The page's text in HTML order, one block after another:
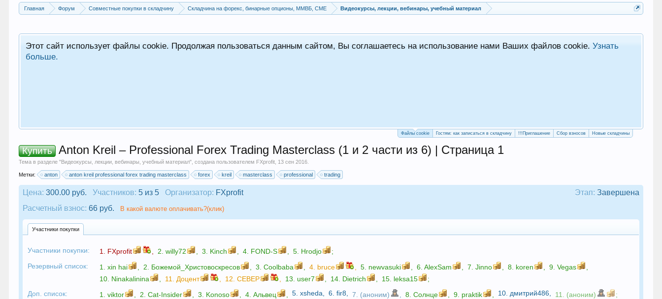
Главная Форум Совместные покупки в складчину Складчина на форекс, бинарные опционы, ММВБ, CME Видеокурсы, лекции, вебинары, учебный материал
Этот сайт использует файлы cookie. Продолжая пользоваться данным сайтом, Вы соглашаетесь на использование нами Ваших файлов cookie.Узнать
больше.
Файлы cookie Гостям: как записаться в складчину !!!Приглашение Сбор взносов Новые складчины
Купить Anton Kreil – Professional Forex Trading Masterclass (1 и 2 части из 6) | Страница 1
Тема в разделе "Видеокурсы, лекции, вебинары, учебный материал", создана пользователем FXprofit 13 сен 2016
Метки: anton anton kreil professional forex trading masterclass forex kreil masterclass professional trading
Этап: Завершена
Цена: 300.00 руб. Участников: 5 из 5 Организатор: FXprofit
Расчетный взнос: 66 руб. В какой валюте оплачивать?(клик)
Участники покупки
Участники покупки: 1. FXprofit 2.willy72 3. Kinch 4. FOND-S 5. Hrodjo
;
Резервный список:
1.xin hai 2. Божемой_Христовоскресов 3.Coolbaba 4. bruce 5. newvasuki 6.AlexSam 7.Jinno 8. koren 9.Vegas
10. Ninakalinina 11. Доцент 12.CEBEP 13. user7 14. Dietrich 15. leksa15
;
Доп. список:
1.viktor 2.Cat-Insider 3. Konoso 4.Альвец 5.xsheda 6.fir8 7. (аноним) 8.Солнце 9. praktik 10. дмитрий486 11. (аноним) ;